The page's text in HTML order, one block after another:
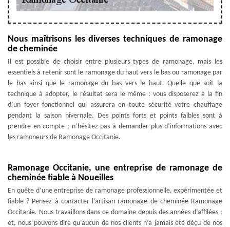
Nous maîtrisons les diverses techniques de ramonage
de cheminée
Il est possible de choisir entre plusieurs types de ramonage, mais les
essentiels à retenir sont le ramonage du haut vers le bas ou ramonage par
le bas ainsi que le ramonage du bas vers le haut. Quelle que soit la
technique à adopter, le résultat sera le même : vous disposerez à la fin
d’un foyer fonctionnel qui assurera en toute sécurité votre chauffage
pendant la saison hivernale. Des points forts et points faibles sont à
prendre en compte ; n’hésitez pas à demander plus d’informations avec
les ramoneurs de Ramonage Occitanie.
Ramonage Occitanie, une entreprise de ramonage de
cheminée fiable à Noueilles
En quête d’une entreprise de ramonage professionnelle, expérimentée et
fiable ? Pensez à contacter l’artisan ramonage de cheminée Ramonage
Occitanie. Nous travaillons dans ce domaine depuis des années d’affilées ;
et, nous pouvons dire qu’aucun de nos clients n’a jamais été déçu de nos